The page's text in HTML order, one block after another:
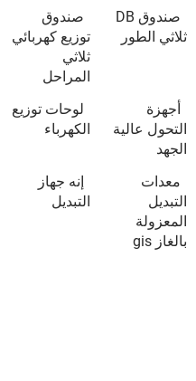
صندوق DB
ثلاثي الطور
صندوق
توزيع كهربائي
ثلاثي
المراحل
أجهزة
التحول عالية
الجهد
لوحات توزيع
الكهرباء
معدات
التبديل
المعزولة
بالغاز gis
إنه جهاز
التبديل